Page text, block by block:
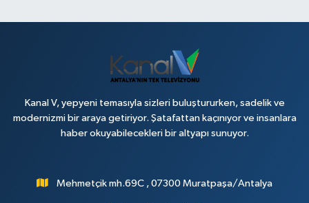
Kanal V, yepyeni temasıyla sizleri buluştururken, sadelik ve
modernizmi bir araya getiriyor. Şatafattan kaçınıyor ve insanlara
haber okuyabilecekleri bir altyapı sunuyor.
Mehmetçik mh.69C , 07300 Muratpaşa/Antalya